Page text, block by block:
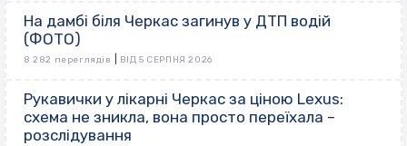
На дамбі біля Черкас загинув у ДТП водій
(ФОТО)
8 282 переглядів ВІД 5 СЕРПНЯ 2026
Рукавички у лікарні Черкас за ціною Lexus:
схема не зникла, вона просто переїхала –
розслідування